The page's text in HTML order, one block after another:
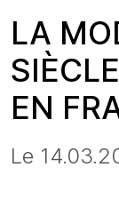
LA
EN
Le